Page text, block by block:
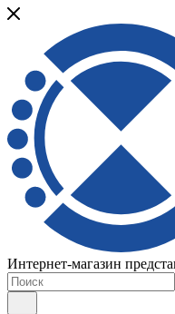
Интернет-магазин